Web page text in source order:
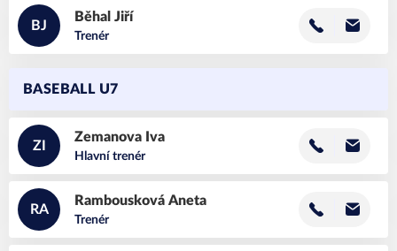
BJ
Jiří
Běhal
Trenér
BASEBALL U7
ZI
Iva
Zemanova
Hlavní trenér
RA
Aneta
Rambousková
Trenér